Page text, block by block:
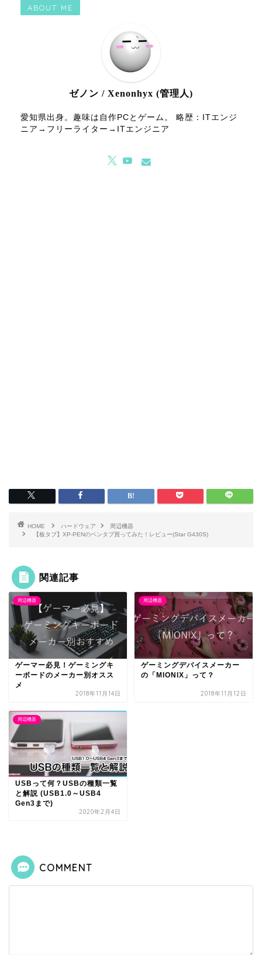
ABOUT ME
ゼノン / Xenonhyx (管理人)
愛知県出身。趣味は自作PCとゲーム。 略歴：ITエンジ
ニア→フリーライター→ITエンジニア
HOME ハードウェア
周辺機器
【板タブ】XP-PENのペンタブ買ってみた！レビュー(Star G430S)
関連記事
周辺機器
ゲーマー必見！ゲーミングキ
ーボードのメーカー別オスス
メ
2018年11月14日
周辺機器
ゲーミングデバイスメーカー
の「MIONIX」って？
2018年11月12日
周辺機器
USBって何？USBの種類一覧
と解説 (USB1.0～USB4
Gen3まで)
2020年2月4日
COMMENT